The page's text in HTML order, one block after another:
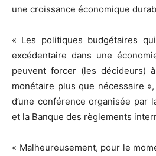
une croissance économique
« Les politiques budgétaires
excédentaire dans une
peuvent forcer (les décideurs)
monétaire plus que nécessaire
d’une conférence organisée par
et la Banque des règlements
« Malheureusement, pour le